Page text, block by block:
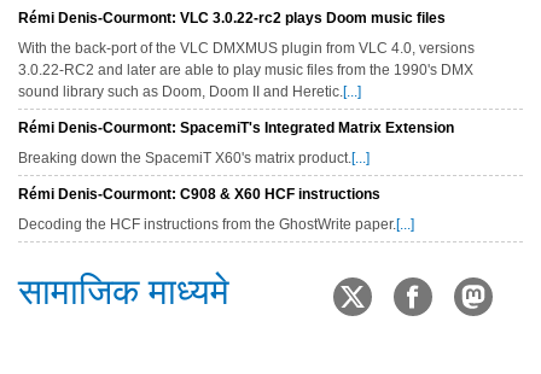
Rémi Denis-Courmont: VLC 3.0.22-rc2 plays Doom music files
With the back-port of the VLC DMXMUS plugin from VLC 4.0, versions
3.0.22-RC2 and later are able to play music files from the 1990's DMX
sound library such as Doom, Doom II and Heretic.[...]
Rémi Denis-Courmont: SpacemiT's Integrated Matrix Extension
Breaking down the SpacemiT X60's matrix product.[...]
Rémi Denis-Courmont: C908 & X60 HCF instructions
Decoding the HCF instructions from the GhostWrite paper.[...]
सामाजिक माध्यमे